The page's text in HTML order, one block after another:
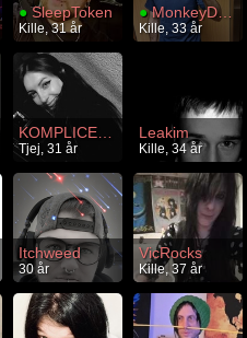
●SleepToken
Kille, 31 år
●MonkeyDLuffy
Kille, 33 år
Tjej, 31 år
Leakim
Kille, 34 år
Itchweed
30 år
VicRocks
Kille, 37 år